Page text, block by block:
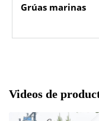
Grúas marinas
Videos de